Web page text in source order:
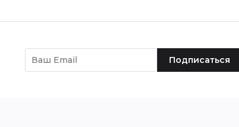
Подписаться